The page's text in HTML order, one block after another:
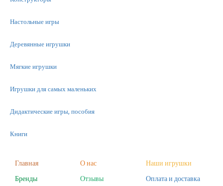
Настольные игры
Деревянные игрушки
Мягкие игрушки
Игрушки для самых маленьких
Дидактические игры, пособия
Книги
Фигурки
Главная О нас
Наши игрушки
Бренды
Отзывы
Оплата и доставка